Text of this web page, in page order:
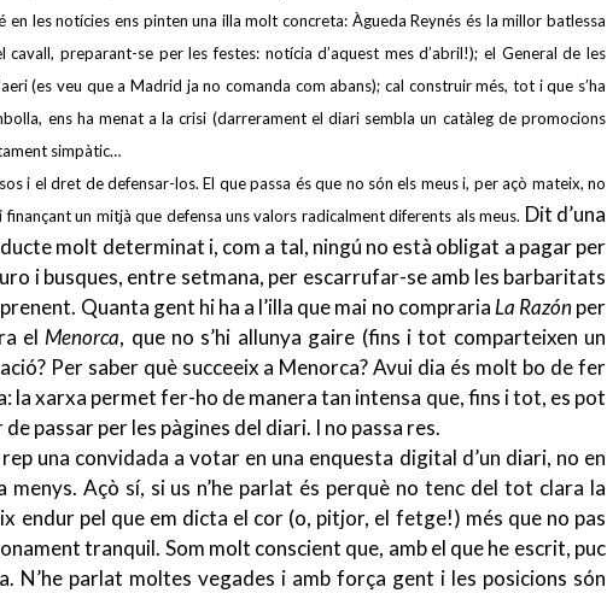
en les notícies ens pinten una illa molt concreta: Àgueda Reynés és la millor batlessa
preparant-se per les festes: notícia d’aquest mes d’abril!); el General de les
(es veu que a Madrid ja no comanda com abans); cal construir més, tot i que s’ha
ens ha menat a la crisi (darrerament el diari sembla un catàleg de promocions
simpàtic…
i el dret de defensar-los. El que passa és que no són els meus i, per açò mateix, no
un mitjà que defensa uns valors radicalment diferents als meus. Dit d’una
molt determinat i, com a tal, ningú no està obligat a pagar per
i busques, entre setmana, per escarrufar-se amb les barbaritats
Quanta gent hi ha a l’illa que mai no comprariaLa Razónper
elMenorca, que no s’hi allunya gaire (fins i tot comparteixen un
Per saber què succeeix a Menorca? Avui dia és molt bo de fer
la xarxa permet fer-ho de manera tan intensa que, fins i tot, es pot
de passar per les pàgines del diari. I no passa res.
una convidada a votar en una enquesta digital d’un diari, no en
menys. Açò sí, si us n’he parlat és perquè no tenc del tot clara la
endur pel que em dicta el cor (o, pitjor, el fetge!) més que no pas
tranquil. Som molt conscient que, amb el que he escrit, puc
N’he parlat moltes vegades i amb força gent i les posicions són